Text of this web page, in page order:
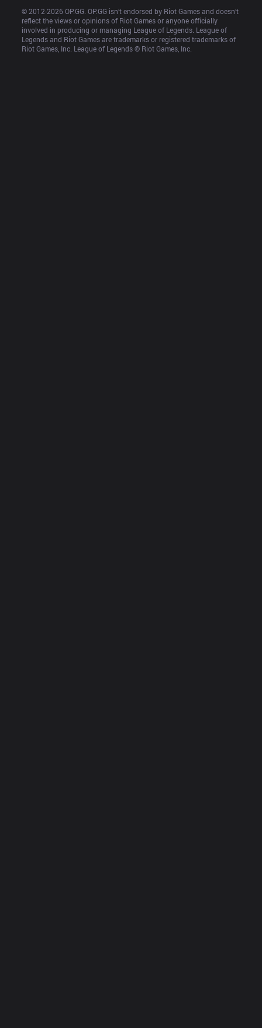
© 2012-2026 OP.GG. OP.GG isn’t endorsed by Riot Games and doesn’t
reflect the views or opinions of Riot Games or anyone officially
involved in producing or managing League of Legends. League of
Legends and Riot Games are trademarks or registered trademarks of
Riot Games, Inc. League of Legends © Riot Games, Inc.